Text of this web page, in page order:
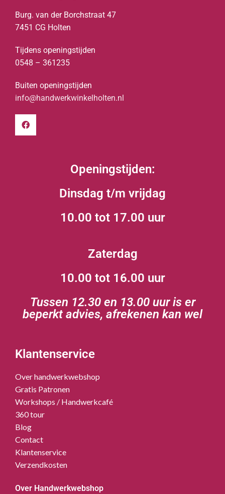
Burg. van der Borchstraat 47
7451 CG Holten
Tijdens openingstijden
0548 – 361235
Buiten openingstijden
info@handwerkwinkelholten.nl
Openingstijden:
Dinsdag t/m vrijdag
10.00 tot 17.00 uur
Zaterdag
10.00 tot 16.00 uur
Tussen 12.30 en 13.00 uur is er
beperkt advies, afrekenen kan wel
Klantenservice
Over handwerkwebshop
Gratis Patronen
Workshops / Handwerkcafé
360 tour
Blog
Contact
Klantenservice
Verzendkosten
Over Handwerkwebshop